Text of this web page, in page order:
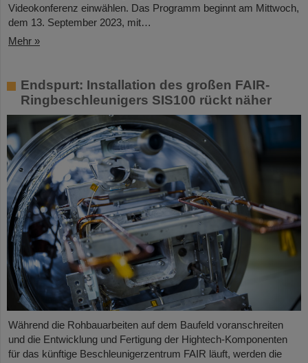
Videokonferenz einwählen. Das Programm beginnt am Mittwoch,
dem 13. September 2023, mit…
Mehr »
Endspurt: Installation des großen FAIR-
Ringbeschleunigers SIS100 rückt näher
Während die Rohbauarbeiten auf dem Baufeld voranschreiten
und die Entwicklung und Fertigung der Hightech-Komponenten
für das künftige Beschleunigerzentrum FAIR läuft, werden die